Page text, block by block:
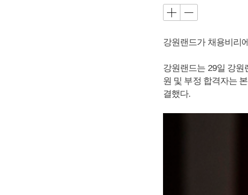
강원랜드가 채용비리
강원랜드는 29일 강
원 및 부정 합격자는
결했다.